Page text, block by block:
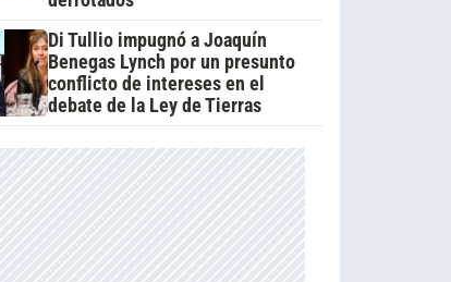
Di Tullio impugnó a Joaquín
Benegas Lynch por un presunto
conflicto de intereses en el
debate de la Ley de Tierras